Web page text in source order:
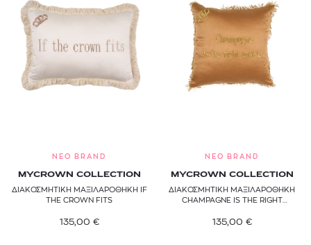
NEO BRAND
MYCROWN COLLECTION
ΔΙΑΚΟΣΜΗΤΙΚΗ ΜΑΞΙΛΑΡΟΘΗΚΗ IF
THE CROWN FITS
135,00 €
NEO BRAND
MYCROWN COLLECTION
ΔΙΑΚΟΣΜΗΤΙΚΗ ΜΑΞΙΛΑΡΟΘΗΚΗ
CHAMPAGNE IS THE RIGHT
135,00 €